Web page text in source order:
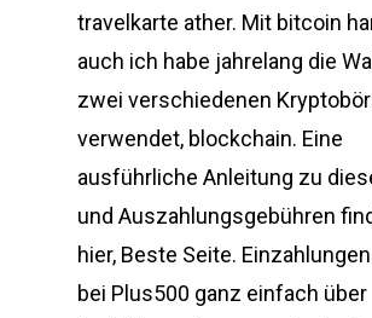
travelkarte ather. Mit bitcoin
auch ich habe jahrelang die
zwei verschiedenen
verwendet, blockchain. Eine
ausführliche Anleitung zu
und Auszahlungsgebühren
hier, Beste Seite.
bei Plus500 ganz einfach über